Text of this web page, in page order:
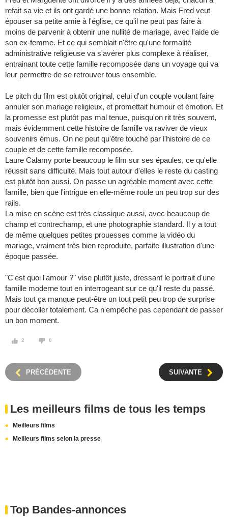
refait sa vie et ils ont gardé une bonne relation. Mais Fred veut
épouser sa petite amie à l'église, ce qu'il ne peut pas faire à
moins de parvenir à obtenir une nullité de mariage, avec l'aide de
son ex-femme. Et ce qui semblait n'être qu'une formalité
administrative religieuse va s'avérer plus complexe à réaliser,
entrainant toute cette famille recomposée dans un voyage qui va
leur permettre de se retrouver tous ensemble.
Le pitch du film est plutôt original, celui d'un couple voulant faire
annuler son mariage religieux, et promettait humour et émotion. Et
la promesse est plutôt pas mal tenue, puisqu'on rit très souvent,
mais évidemment cette histoire de famille va raviver de vieux
souvenirs émus. On ne peut qu'être touché par l'histoire de ce
couple et de cette famille recomposée.
Laure Calamy porte beaucoup le film sur ses épaules, ce qu'elle
réussit sans difficulté. Mais tout autour d'elles le reste du casting
est plutôt bon aussi. On passe un agréable moment avec cette
famille, bien que l'intrigue en elle-même roule un peu trop sur des
rails.
La mise en scène est très classique aussi, avec beaucoup de
champ et contrechamp, et une photographie standard. Il y a tout
de même quelques petites prouesses comme la vidéo du
mariage, vraiment très bien reproduite, parfaite illustration d'une
époque passée.
"C'est quoi l'amour ?" vise plutôt juste, dressant le portrait d'une
famille moderne tout en interrogeant sur ce qu'il reste du passé.
Mais tout ça manque peut-être un tout petit peu trop de surprise
pour décoller totalement. Ca n'empêche pas cependant de passer
un bon moment.
2 0
PRÉCÉDENTE SUIVANTE
Les meilleurs films de tous les temps
Meilleurs films
Meilleurs films selon la presse
Top Bandes-annonces